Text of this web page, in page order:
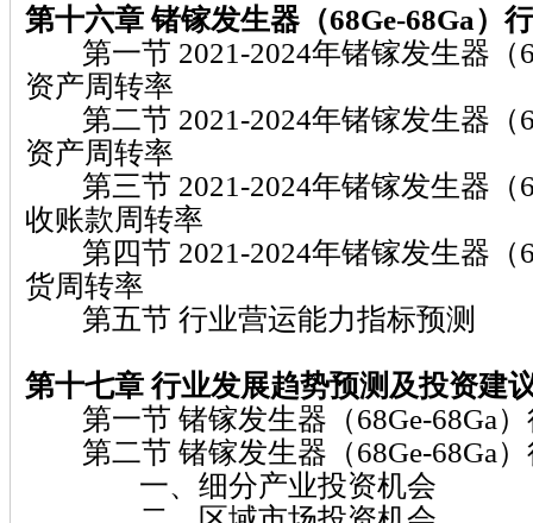
第十六章 锗镓发生器（68Ge-68Ga）
第一节 2021-2024年锗镓发生器（
资产周转率
第二节 2021-2024年锗镓发生器（
资产周转率
第三节 2021-2024年锗镓发生器（
收账款周转率
第四节 2021-2024年锗镓发生器（
货周转率
第五节 行业营运能力指标预测
第十七章行业发展趋势预测及投资建
第一节 锗镓发生器（68Ge-68Ga）
第二节 锗镓发生器（68Ge-68Ga）
一、细分产业投资机会